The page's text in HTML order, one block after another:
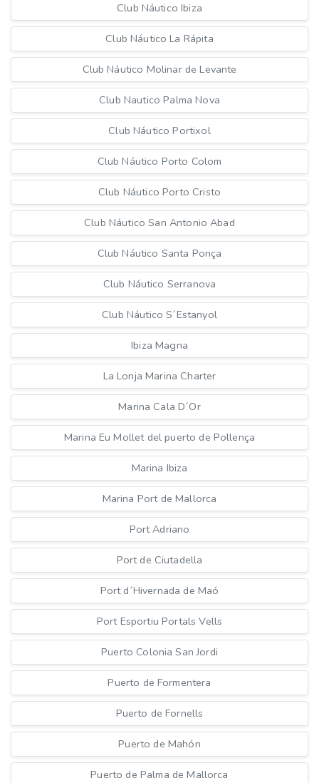
Club Náutico Ibiza
Club Náutico La Rápita
Club Náutico Molinar de Levante
Club Nautico Palma Nova
Club Náutico Portixol
Club Náutico Porto Colom
Club Náutico Porto Cristo
Club Náutico San Antonio Abad
Club Náutico Santa Ponça
Club Náutico Serranova
Club Náutico S´Estanyol
Ibiza Magna
La Lonja Marina Charter
Marina Cala D´Or
Marina Eu Mollet del puerto de Pollença
Marina Ibiza
Marina Port de Mallorca
Port Adriano
Port de Ciutadella
Port d´Hivernada de Maó
Port Esportiu Portals Vells
Puerto Colonia San Jordi
Puerto de Formentera
Puerto de Fornells
Puerto de Mahón
Puerto de Palma de Mallorca